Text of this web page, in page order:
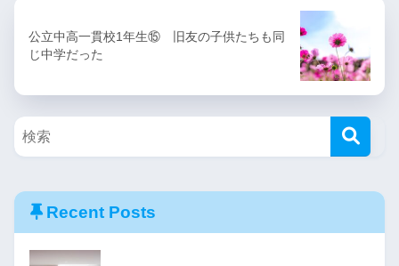
公立中高一貫校1年生⑮ 旧友の子供たちも同
じ中学だった
Recent Posts